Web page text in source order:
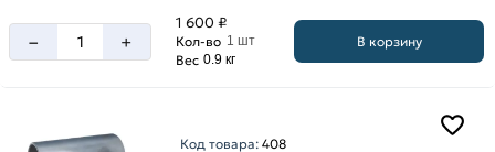
– +
1 600 ₽
Кол-во 1 шт
Вес 0.9 кг
В корзину
Код товара:408